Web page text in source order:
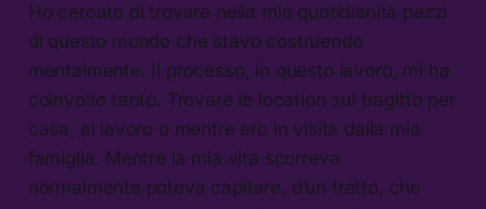
Ho cercato di trovare nella mia quotidianità pezzi
di questo mondo che stavo costruendo
mentalmente. Il processo, in questo lavoro, mi ha
coinvolto tanto. Trovare le location sul tragitto per
casa, al lavoro o mentre ero in visita dalla mia
famiglia. Mentre la mia vita scorreva
normalmente poteva capitare, d’un tratto, che